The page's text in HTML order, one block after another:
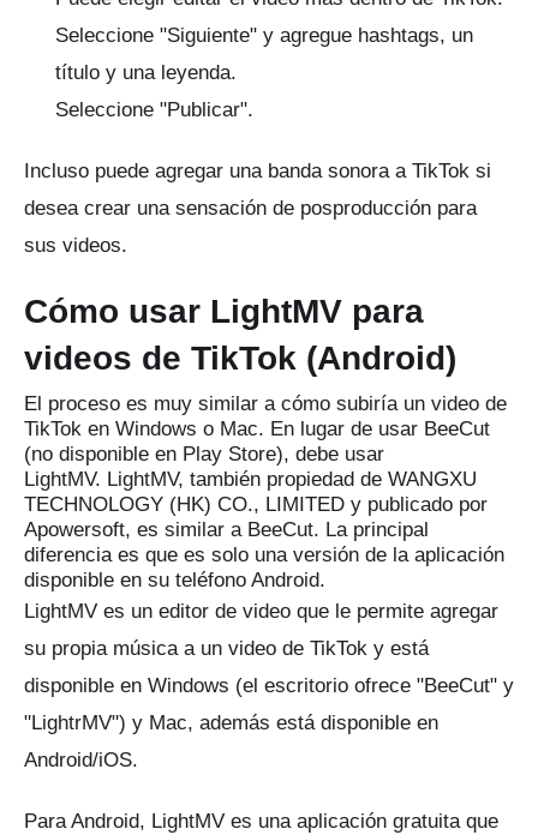
Seleccione "Siguiente" y agregue hashtags, un
título y una leyenda.
Seleccione "Publicar".
Incluso puede agregar una banda sonora a TikTok si
desea crear una sensación de posproducción para
sus videos.
Cómo usar LightMV para
videos de TikTok (Android)
El proceso es muy similar a cómo subiría un video de
TikTok en Windows o Mac. En lugar de usar BeeCut
(no disponible en Play Store), debe usar
LightMV. LightMV, también propiedad de WANGXU
TECHNOLOGY (HK) CO., LIMITED y publicado por
Apowersoft, es similar a BeeCut. La principal
diferencia es que es solo una versión de la aplicación
disponible en su teléfono Android.
LightMV es un editor de video que le permite agregar
su propia música a un video de TikTok y está
disponible en Windows (el escritorio ofrece "BeeCut" y
"LightrMV") y Mac, además está disponible en
Android/iOS.
Para Android, LightMV es una aplicación gratuita que